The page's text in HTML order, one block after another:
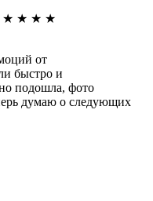
★ ★ ★ ★
от
быстро и
подошла, фото
думаю о следующих